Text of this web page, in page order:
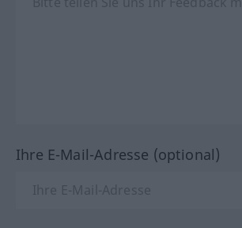
Ihre E-Mail-Adresse (optional)